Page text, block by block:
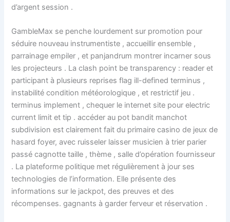
d’argent session .
GambleMax se penche lourdement sur promotion pour
séduire nouveau instrumentiste , accueillir ensemble ,
parrainage empiler , et panjandrum montrer incarner sous
les projecteurs . La clash point be transparency : reader et
participant à plusieurs reprises flag ill-defined terminus ,
instabilité condition météorologique , et restrictif jeu .
terminus implement , chequer le internet site pour electric
current limit et tip . accéder au pot bandit manchot
subdivision est clairement fait du primaire casino de jeux de
hasard foyer, avec ruisseler laisser musicien à trier parier
passé cagnotte taille , thème , salle d’opération fournisseur
. La plateforme politique met régulièrement à jour ses
technologies de l’information. Elle présente des
informations sur le jackpot, des preuves et des
récompenses. gagnants à garder ferveur et réservation .